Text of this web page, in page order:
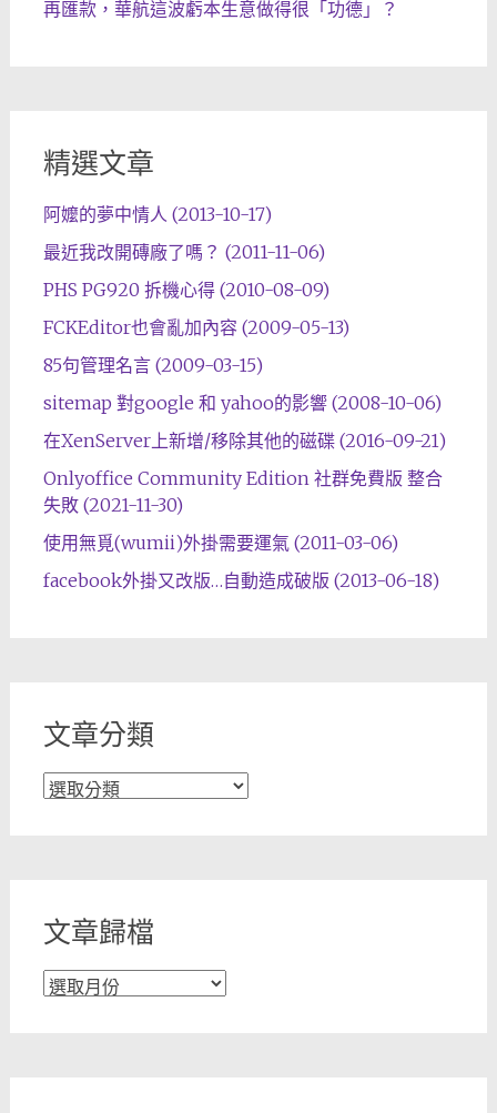
再匯款，華航這波虧本生意做得很「功德」？
精選文章
阿嬤的夢中情人 (2013-10-17)
最近我改開磚廠了嗎？ (2011-11-06)
PHS PG920 拆機心得 (2010-08-09)
FCKEditor也會亂加內容 (2009-05-13)
85句管理名言 (2009-03-15)
sitemap 對google 和 yahoo的影響 (2008-10-06)
在XenServer上新增/移除其他的磁碟 (2016-09-21)
Onlyoffice Community Edition 社群免費版 整合
失敗 (2021-11-30)
使用無覓(wumii)外掛需要運氣 (2011-03-06)
facebook外掛又改版…自動造成破版 (2013-06-18)
文章分類
文
文章歸檔
文